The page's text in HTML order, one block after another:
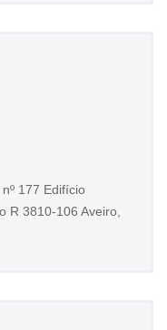
177 Edifício
R 3810-106 Aveiro,